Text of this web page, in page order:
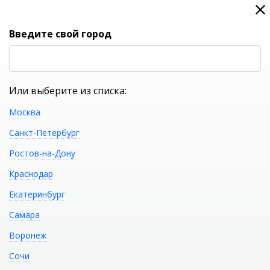
0
Введите свой город
Или выберите из списка:
Москва
Санкт-Петербург
Ростов-на-Дону
Краснодар
Екатеринбург
Самара
Воронеж
Сочи